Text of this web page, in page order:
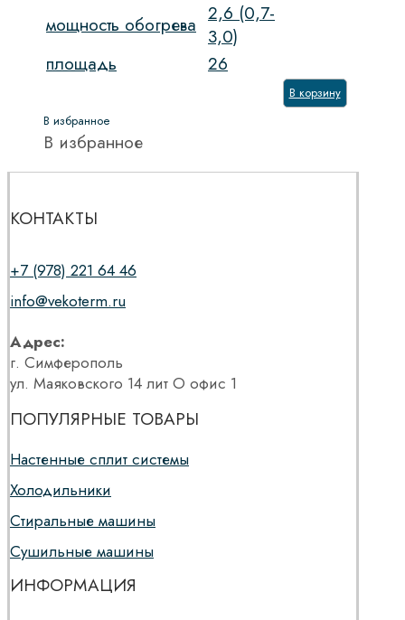
мощность обогрева 2,6 (0,7-
3,0)
площадь
26
В корзину
В избранное
В избранное
КОНТАКТЫ
+7 (978) 221 64 46
info@vekoterm.ru
Адрес:
г. Симферополь
ул. Маяковского 14 лит О офис 1
ПОПУЛЯРНЫЕ ТОВАРЫ
Настенные сплит системы
Холодильники
Стиральные машины
Сушильные машины
ИНФОРМАЦИЯ